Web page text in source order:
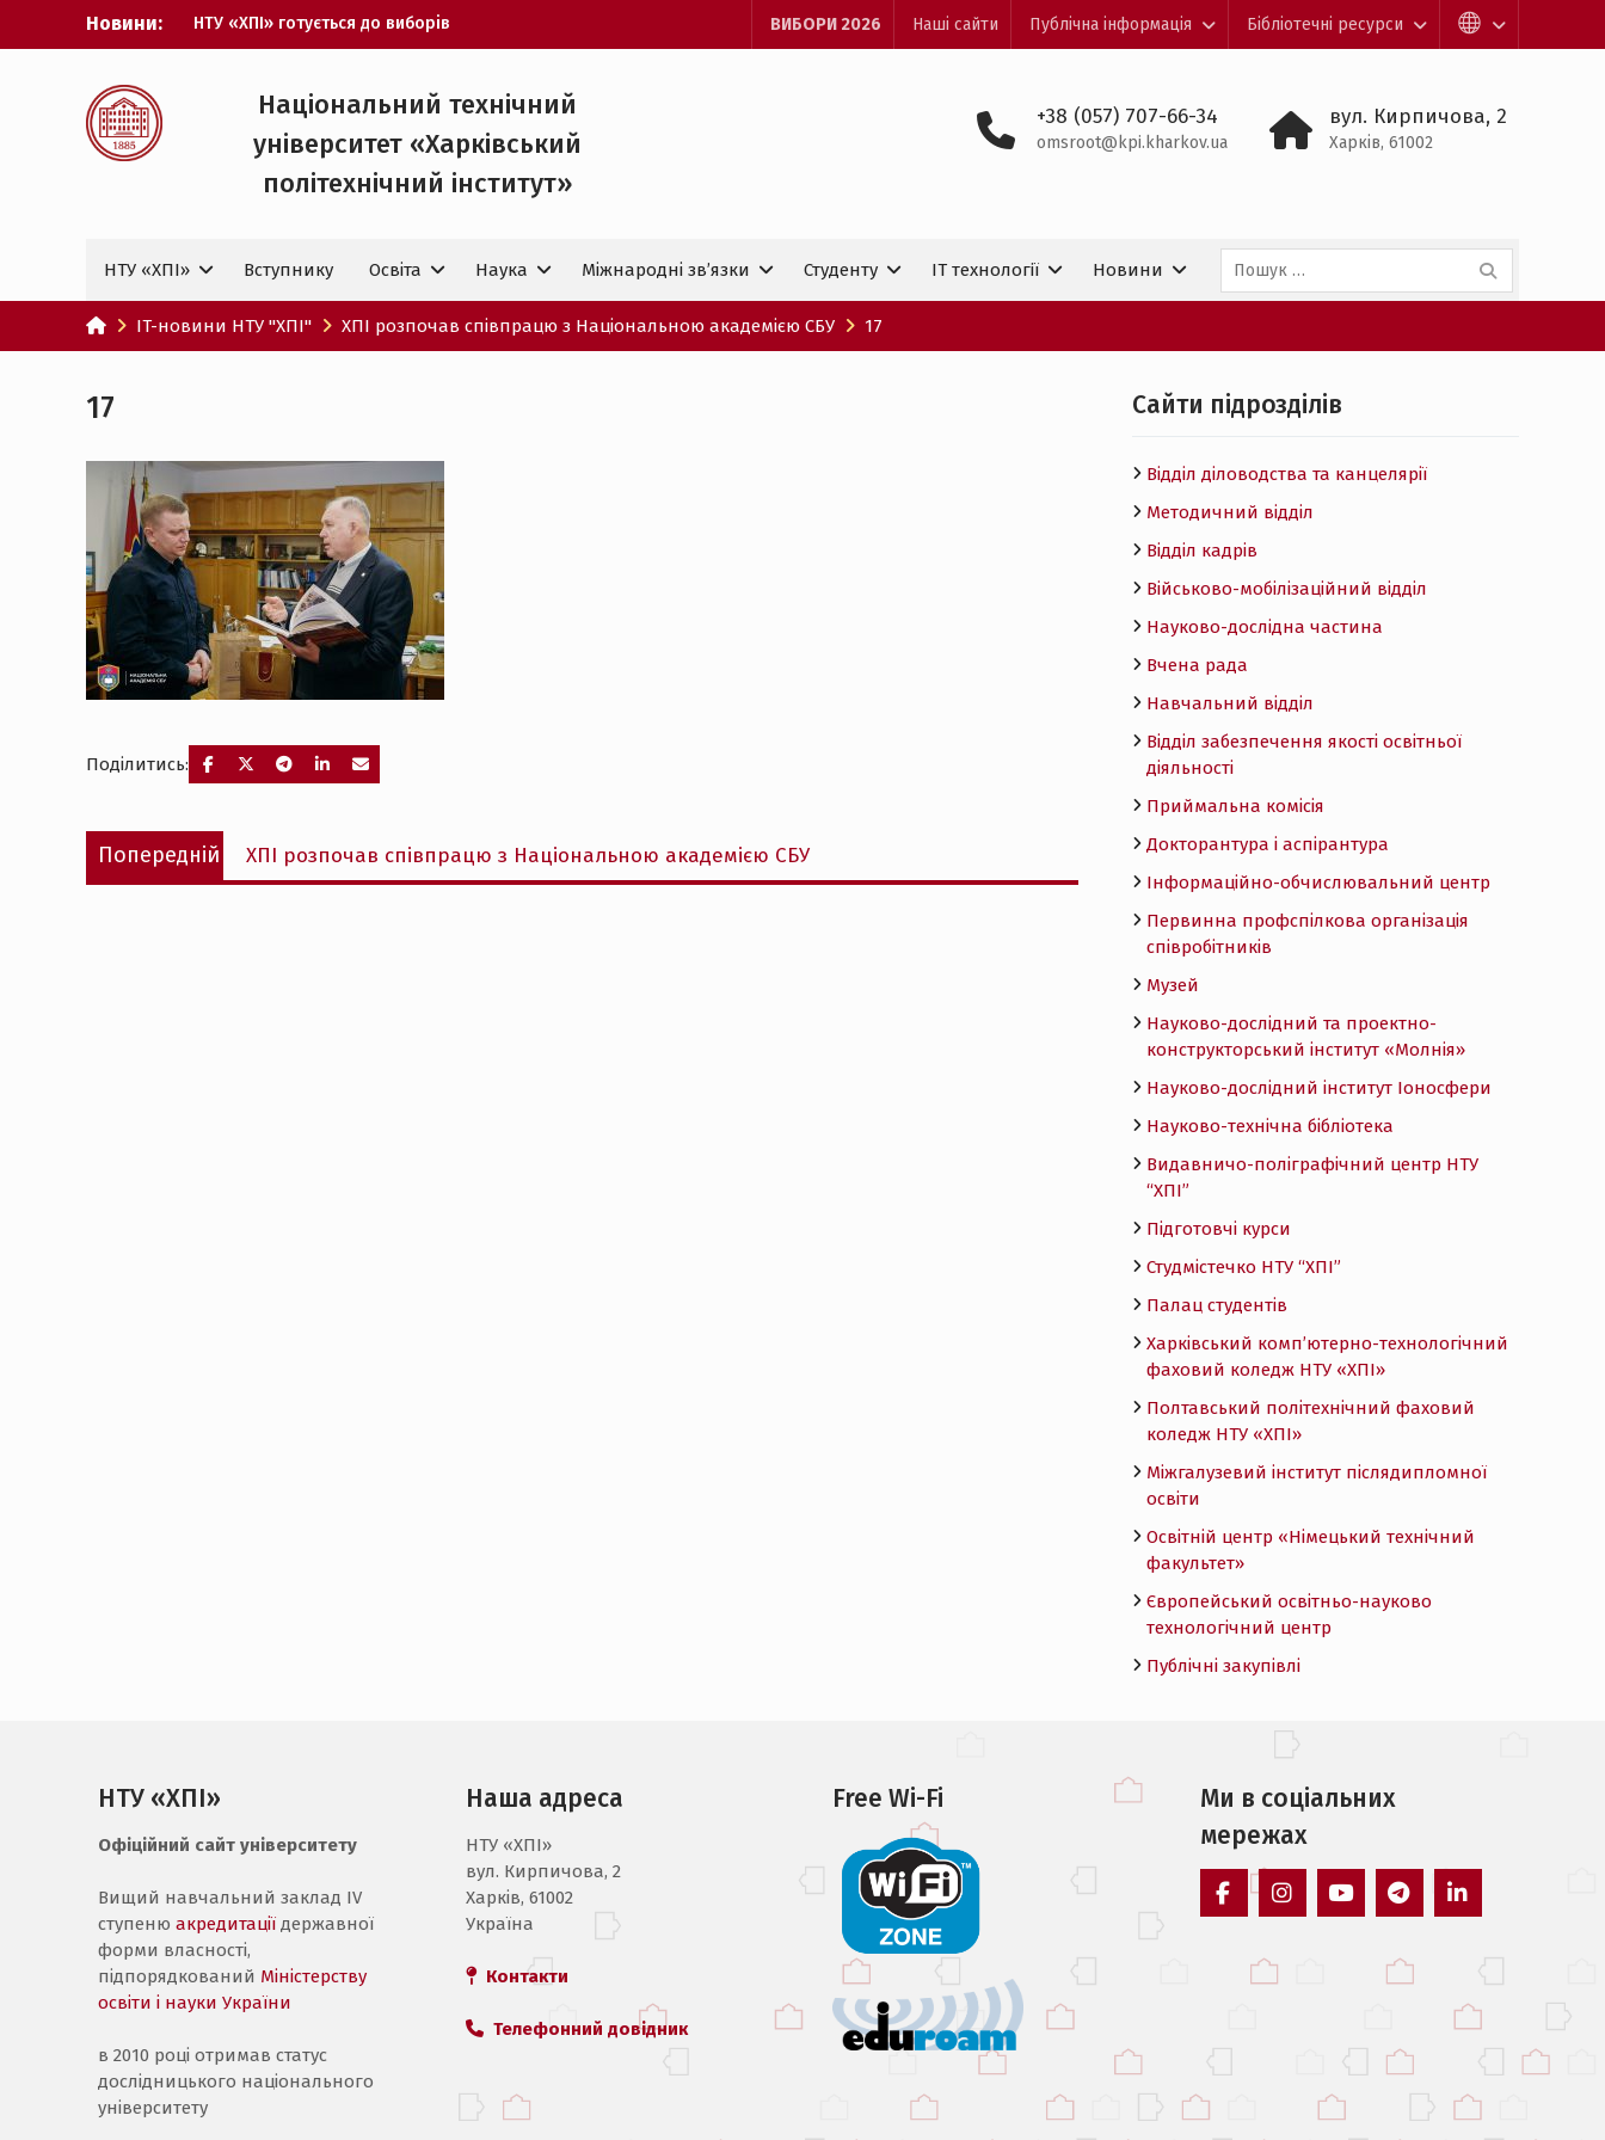
Новини:
НТУ «ХПІ» готується до виборів
ректора
Всеукраїнський фестиваль «Червона
ХПІ уклав угоду про партнерство з
ДержНДІ технологій кібербезпеки
Випускник ХПІ став
У Верховній Раді за участю ХПІ
обговорили перспективи українсько-
іспанського технологічного
партнерства
ВИБОРИ 2026 Наші сайти Публічна інформація Бібліотечні ресурси
Національний технічний
університет «Харківський
політехнічний iнститут»
+38 (057) 707-66-34
omsroot@kpi.kharkov.ua
вул. Кирпичова, 2
Харків, 61002
НТУ «ХПІ» Вступнику Освіта Наука Міжнародні зв’язки Студенту IT технологiї Новини
Пошук:
IT-новини НТУ "ХПІ" ХПІ розпочав співпрацю з Національною академією СБУ 17
17
Поділитись:
Навігація
записів
Попередній
Попередній
запис:
ХПІ розпочав співпрацю з Національною академією СБУ
Cайти підрозділів
Відділ діловодства та канцелярії
Методичний відділ
Відділ кадрів
Військово-мобілізаційний відділ
Науково-дослідна частина
Вчена рада
Навчальний відділ
Відділ забезпечення якості освітньої
діяльності
Приймальна комісія
Докторантура і аспірантура
Інформаційно-обчислювальний центр
Первинна профспілкова організація
співробітників
Музей
Науково-дослідний та проектно-
конструкторський інститут «Молнія»
Науково-дослідний інститут Іоносфери
Науково-технічна бібліотека
Видавничо-поліграфічний центр НТУ
“ХПІ”
Підготовчі курси
Студмістечко НТУ “ХПІ”
Палац студентів
Харківський комп’ютерно-технологічний
фаховий коледж НТУ «ХПI»
Полтавський політехнічний фаховий
коледж НТУ «ХПI»
Міжгалузевий інститут післядипломної
освіти
Освітній центр «Німецький технічний
факультет»
Європейський освітньо-науково
технологічний центр
Публічні закупівлі
НТУ «ХПІ»
Офіційний сайт університету
Вищий навчальний заклад IV
ступеню акредитації державної
форми власності,
підпорядкований Міністерству
освіти і науки України
в 2010 році отримав статус
дослідницького національного
університету
Наша адреса
НТУ «ХПI»
вул. Кирпичова, 2
Харків, 61002
Україна
Контакти
Телефонний довідник
Free Wi-Fi
Ми в соцiальних
мережах